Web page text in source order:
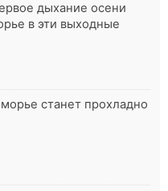
дыхание осени
в эти выходные
станет прохладно